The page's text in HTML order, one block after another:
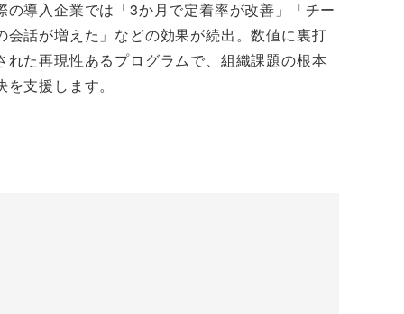
の導入企業では「3か月で定着率が改善」「チー
会話が増えた」などの効果が続出。数値に裏打
れた再現性あるプログラムで、組織課題の根本
を支援します。